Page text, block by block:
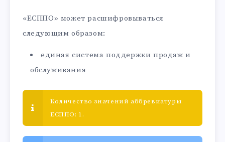
«ЕСППО» может расшифровываться
следующим образом:
единая система поддержки продаж и
обслуживания
Количество значений аббревиатуры
ЕСППО: 1.